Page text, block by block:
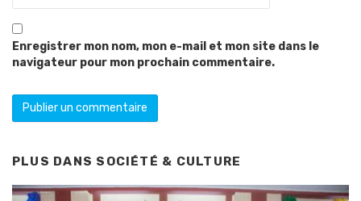
Enregistrer mon nom, mon e-mail et mon site dans le
navigateur pour mon prochain commentaire.
PLUS DANS SOCIÉTÉ & CULTURE